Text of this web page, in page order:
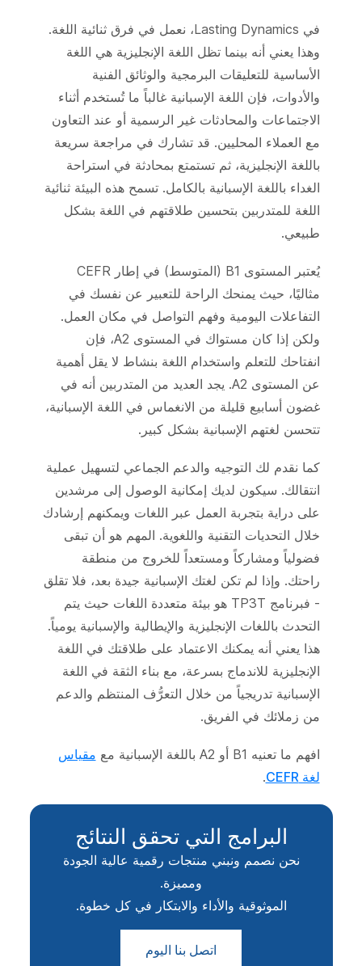
في Lasting Dynamics، نعمل في فرق ثنائية اللغة.
وهذا يعني أنه بينما تظل اللغة الإنجليزية هي اللغة
الأساسية للتعليقات البرمجية والوثائق الفنية
والأدوات، فإن اللغة الإسبانية غالباً ما تُستخدم أثناء
الاجتماعات والمحادثات غير الرسمية أو عند التعاون
مع العملاء المحليين. قد تشارك في مراجعة سريعة
باللغة الإنجليزية، ثم تستمتع بمحادثة في استراحة
الغداء باللغة الإسبانية بالكامل. تسمح هذه البيئة ثنائية
اللغة للمتدربين بتحسين طلاقتهم في اللغة بشكل
طبيعي.
يُعتبر المستوى B1 (المتوسط) في إطار CEFR
مثاليًا، حيث يمنحك الراحة للتعبير عن نفسك في
التفاعلات اليومية وفهم التواصل في مكان العمل.
ولكن إذا كان مستواك في المستوى A2، فإن
انفتاحك للتعلم واستخدام اللغة بنشاط لا يقل أهمية
عن المستوى A2. يجد العديد من المتدربين أنه في
غضون أسابيع قليلة من الانغماس في اللغة الإسبانية،
تتحسن لغتهم الإسبانية بشكل كبير.
كما نقدم لك التوجيه والدعم الجماعي لتسهيل عملية
انتقالك. سيكون لديك إمكانية الوصول إلى مرشدين
على دراية بتجربة العمل عبر اللغات ويمكنهم إرشادك
خلال التحديات التقنية واللغوية. المهم هو أن تبقى
فضولياً ومشاركاً ومستعداً للخروج من منطقة
راحتك. وإذا لم تكن لغتك الإسبانية جيدة بعد، فلا تقلق
- فبرنامج TP3T هو بيئة متعددة اللغات حيث يتم
التحدث باللغات الإنجليزية والإيطالية والإسبانية يومياً.
هذا يعني أنه يمكنك الاعتماد على طلاقتك في اللغة
الإنجليزية للاندماج بسرعة، مع بناء الثقة في اللغة
الإسبانية تدريجياً من خلال التعرُّف المنتظم والدعم
من زملائك في الفريق.
افهم ما تعنيه B1 أو A2 باللغة الإسبانية مع
مقياس
لغة CEFR
.
البرامج التي تحقق النتائج
نحن نصمم ونبني منتجات رقمية عالية الجودة
ومميزة.
الموثوقية والأداء والابتكار في كل خطوة.
اتصل بنا اليوم